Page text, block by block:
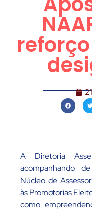
A Diretoria
acompanhando
Núcleo de
às Promotorias
como